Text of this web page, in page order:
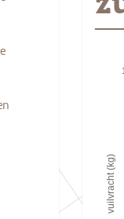
Bar
vuilvracht (kg)